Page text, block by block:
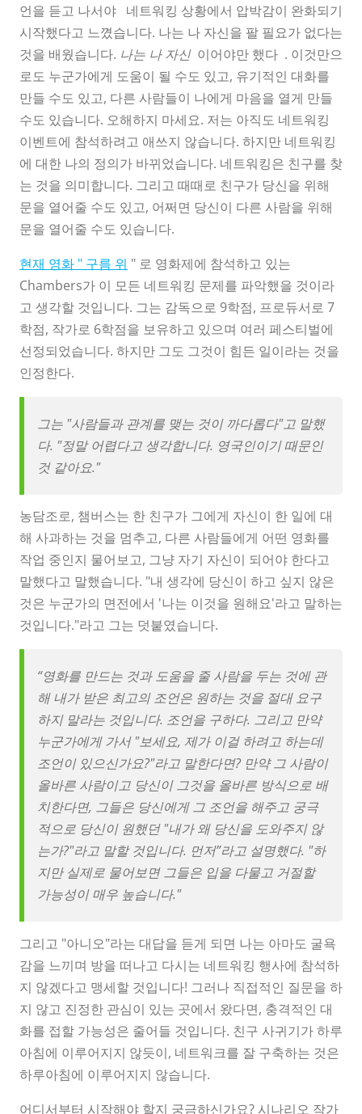
언을 듣고 나서야 네트워킹 상황에서 압박감이 완화되기
시작했다고 느꼈습니다. 나는 나 자신을 팔 필요가 없다는
것을 배웠습니다. 나는 나 자신 이어야만 했다 . 이것만으
로도 누군가에게 도움이 될 수도 있고, 유기적인 대화를
만들 수도 있고, 다른 사람들이 나에게 마음을 열게 만들
수도 있습니다. 오해하지 마세요. 저는 아직도 네트워킹
이벤트에 참석하려고 애쓰지 않습니다. 하지만 네트워킹
에 대한 나의 정의가 바뀌었습니다. 네트워킹은 친구를 찾
는 것을 의미합니다. 그리고 때때로 친구가 당신을 위해
문을 열어줄 수도 있고, 어쩌면 당신이 다른 사람을 위해
문을 열어줄 수도 있습니다.
현재 영화 " 구름 위 " 로 영화제에 참석하고 있는
Chambers가 이 모든 네트워킹 문제를 파악했을 것이라
고 생각할 것입니다. 그는 감독으로 9학점, 프로듀서로 7
학점, 작가로 6학점을 보유하고 있으며 여러 페스티벌에
선정되었습니다. 하지만 그도 그것이 힘든 일이라는 것을
인정한다.
그는 "사람들과 관계를 맺는 것이 까다롭다"고 말했
다. "정말 어렵다고 생각합니다. 영국인이기 때문인
것 같아요."
농담조로, 챔버스는 한 친구가 그에게 자신이 한 일에 대
해 사과하는 것을 멈추고, 다른 사람들에게 어떤 영화를
작업 중인지 물어보고, 그냥 자기 자신이 되어야 한다고
말했다고 말했습니다. "내 생각에 당신이 하고 싶지 않은
것은 누군가의 면전에서 '나는 이것을 원해요'라고 말하는
것입니다."라고 그는 덧붙였습니다.
“영화를 만드는 것과 도움을 줄 사람을 두는 것에 관
해 내가 받은 최고의 조언은 원하는 것을 절대 요구
하지 말라는 것입니다. 조언을 구하다. 그리고 만약
누군가에게 가서 "보세요, 제가 이걸 하려고 하는데
조언이 있으신가요?"라고 말한다면? 만약 그 사람이
올바른 사람이고 당신이 그것을 올바른 방식으로 배
치한다면, 그들은 당신에게 그 조언을 해주고 궁극
적으로 당신이 원했던 "내가 왜 당신을 도와주지 않
는가?"라고 말할 것입니다. 먼저”라고 설명했다. "하
지만 실제로 물어보면 그들은 입을 다물고 거절할
가능성이 매우 높습니다."
그리고 "아니오"라는 대답을 듣게 되면 나는 아마도 굴욕
감을 느끼며 방을 떠나고 다시는 네트워킹 행사에 참석하
지 않겠다고 맹세할 것입니다! 그러나 직접적인 질문을 하
지 않고 진정한 관심이 있는 곳에서 왔다면, 충격적인 대
화를 접할 가능성은 줄어들 것입니다. 친구 사귀기가 하루
아침에 이루어지지 않듯이, 네트워크를 잘 구축하는 것은
하루아침에 이루어지지 않습니다.
어디서부터 시작해야 할지 궁금하신가요? 시나리오 작가